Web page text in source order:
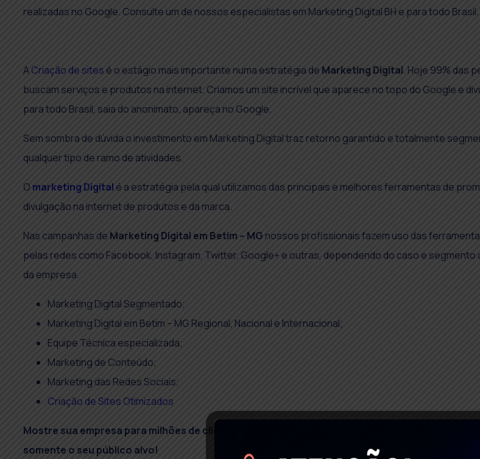
realizadas no Google. Consulte um de nossos especialistas em Marketing Digital BH e para todo Brasil.
ACriação de sites é o estágio mais importante numa estratégia de Marketing Digital. Hoje 99% das
buscam serviços e produtos na internet. Criamos um site incrível que aparece no topo do Google e
para todo Brasil, saia do anonimato, apareça no Google.
Sem sombra de dúvida o investimento em Marketing Digital traz retorno garantido e totalmente
qualquer tipo de ramo de atividades.
O marketing Digital é a estratégia pela qual utilizamos das principais e melhores ferramentas de
divulgação na internet de produtos e da marca.
Nas campanhas de Marketing Digital em Betim – MGnossos profissionais fazem uso das
pelas redes como Facebook, Instagram, Twitter, Google+ e outras, dependendo do caso e segmento
da empresa.
Marketing Digital Segmentado;
Marketing Digital em Betim – MG Regional, Nacional e Internacional;
Equipe Técnica especializada;
Marketing de Conteúdo;
Marketing das Redes Sociais;
Criação de Sites Otimizados
Mostre sua empresa para milhões de clientes em potencial, divulgação 100% segmentada
somente o seu público alvo!